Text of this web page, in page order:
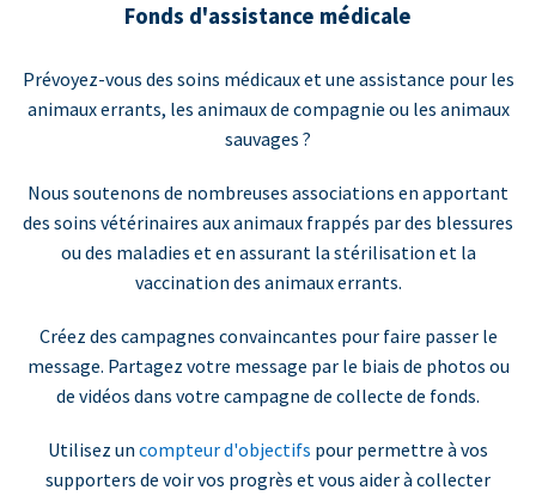
Fonds d'assistance médicale
Prévoyez-vous des soins médicaux et une assistance pour les
animaux errants, les animaux de compagnie ou les animaux
sauvages ?
Nous soutenons de nombreuses associations en apportant
des soins vétérinaires aux animaux frappés par des blessures
ou des maladies et en assurant la stérilisation et la
vaccination des animaux errants.
Créez des campagnes convaincantes pour faire passer le
message. Partagez votre message par le biais de photos ou
de vidéos dans votre campagne de collecte de fonds.
Utilisez un compteur d'objectifs pour permettre à vos
supporters de voir vos progrès et vous aider à collecter